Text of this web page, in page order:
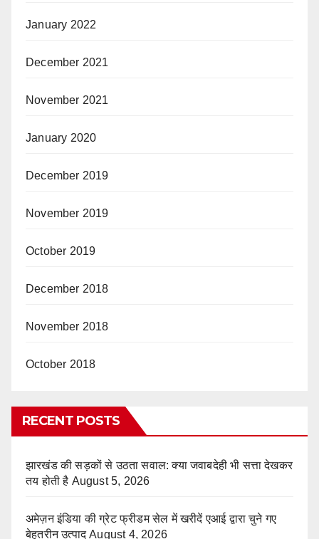
January 2022
December 2021
November 2021
January 2020
December 2019
November 2019
October 2019
December 2018
November 2018
October 2018
RECENT POSTS
झारखंड की सड़कों से उठता सवाल: क्या जवाबदेही भी सत्ता देखकर
तय होती है August 5, 2026
अमेज़न इंडिया की ग्रेट फ्रीडम सेल में खरीदें एआई द्वारा चुने गए
बेहतरीन उत्पाद August 4, 2026